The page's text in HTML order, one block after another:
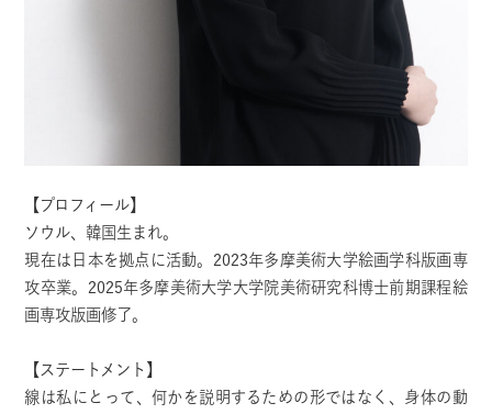
【プロフィール】
ソウル、韓国生まれ。
現在は日本を拠点に活動。2023年多摩美術大学絵画学科版画専
攻卒業。2025年多摩美術大学大学院美術研究科博士前期課程絵
画専攻版画修了。
【ステートメント】
線は私にとって、何かを説明するための形ではなく、身体の動